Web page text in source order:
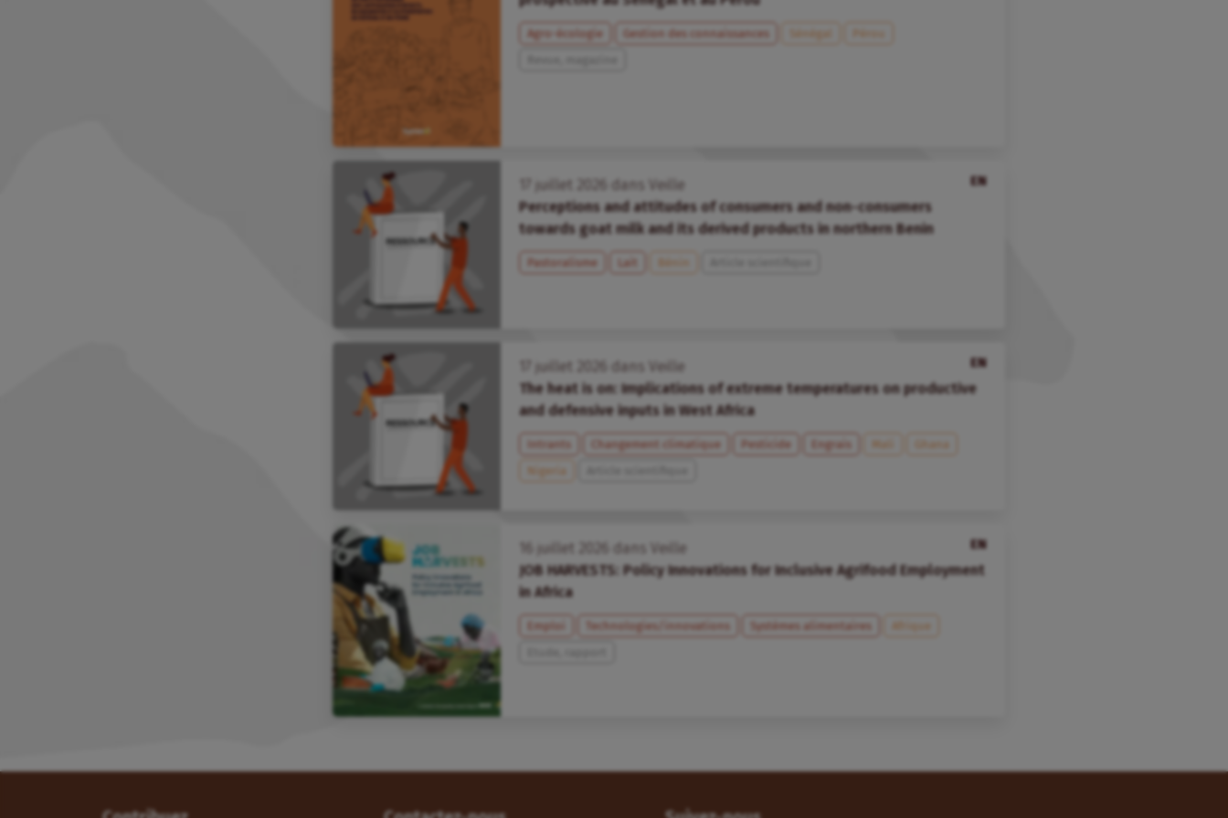
Agro-écologie Gestion des connaissances Sénégal
EN
juillet dans
Veille
Perceptions and attitudes of consumers and non-consumers
towards goat milk and its derived products in northern Benin
Pastoralisme Lait
EN
juillet dans
Veille
The heat is on: Implications of extreme temperatures on productive
and defensive inputs in West Africa
Intrants Changement climatique Pesticide Engrais Mali
Ghana
Nigeria
EN
juillet dans
Veille
JOB HARVESTS: Policy Innovations for Inclusive Agrifood Employment
in Africa
Emploi Technologies/innovations Systèmes alimentaires
Afrique